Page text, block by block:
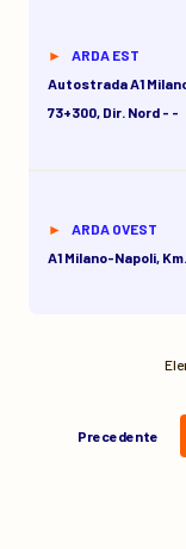
ARDA EST
Autostrada A1
73+300, Dir. Nord - -
ARDA OVEST
A1 Milano-Napoli,
Precedente